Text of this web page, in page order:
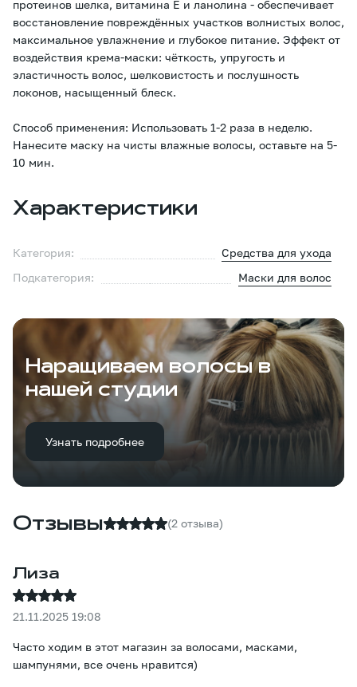
протеинов шелка, витамина Е и ланолина - обеспечивает
восстановление повреждённых участков волнистых волос,
максимальное увлажнение и глубокое питание. Эффект от
воздействия крема-маски: чёткость, упругость и
эластичность волос, шелковистость и послушность
локонов, насыщенный блеск.
Способ применения: Использовать 1-2 раза в неделю.
Нанесите маску на чисты влажные волосы, оставьте на 5-
10 мин.
Характеристики
Категория:
Средства для ухода
Подкатегория:
Маски для волос
Наращиваем волосы в
нашей студии
Узнать подробнее
Отзывы (2 отзыва)
Лиза
21.11.2025 19:08
Часто ходим в этот магазин за волосами, масками,
шампунями, все очень нравится)